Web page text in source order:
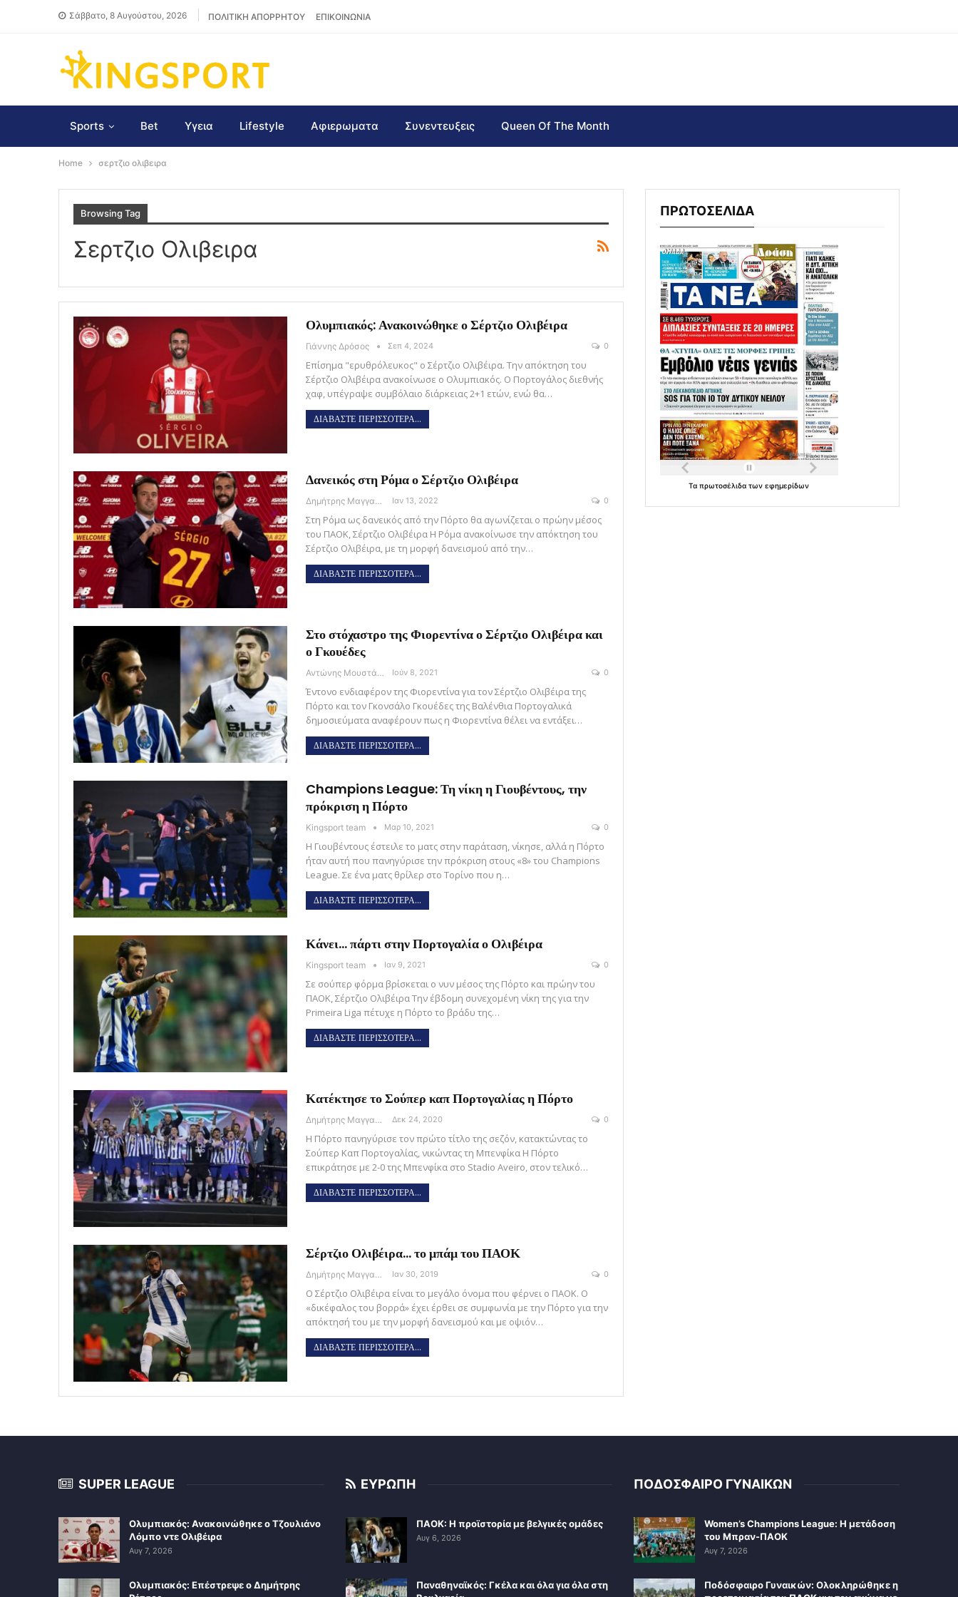
Σάββατο, 8 Αυγούστου, 2026 ΠΟΛΙΤΙΚΗ ΑΠΟΡΡΗΤΟΥ ΕΠΙΚΟΙΝΩΝΙΑ
Sports Bet Υγεια Lifestyle Αφιερωματα Συνεντευξεις Queen Of The Month
Home σερτζιο ολιβειρα
Browsing Tag
Σερτζιο Ολιβειρα
Ολυμπιακός: Ανακοινώθηκε ο Σέρτζιο Ολιβέιρα
Γιάννης Δρόσος Σεπ 4, 2024 0
Επίσημα "ερυθρόλευκος" ο Σέρτζιο Ολιβέιρα. Την απόκτηση του
Σέρτζιο Ολιβέιρα ανακοίνωσε ο Ολυμπιακός. Ο Πορτογάλος διεθνής
χαφ, υπέγραψε συμβόλαιο διάρκειας 2+1 ετών, ενώ θα…
ΔΙΑΒΑΣΤΕ ΠΕΡΙΣΣΟΤΕΡΑ...
Δανεικός στη Ρόμα ο Σέρτζιο Ολιβέιρα
Δημήτρης Μαγγανάρης Ιαν 13, 2022 0
Στη Ρόμα ως δανεικός από την Πόρτο θα αγωνίζεται ο πρώην μέσος
του ΠΑΟΚ, Σέρτζιο Ολιβέιρα Η Ρόμα ανακοίνωσε την απόκτηση του
Σέρτζιο Ολιβέιρα, με τη μορφή δανεισμού από την…
ΔΙΑΒΑΣΤΕ ΠΕΡΙΣΣΟΤΕΡΑ...
Στο στόχαστρο της Φιορεντίνα ο Σέρτζιο Ολιβέιρα και
ο Γκουέδες
Αντώνης Μουστάκας Ιούν 8, 2021 0
Έντονο ενδιαφέρον της Φιορεντίνα για τον Σέρτζιο Ολιβέιρα της
Πόρτο και τον Γκονσάλο Γκουέδες της Βαλένθια Πορτογαλικά
δημοσιεύματα αναφέρουν πως η Φιορεντίνα θέλει να εντάξει…
ΔΙΑΒΑΣΤΕ ΠΕΡΙΣΣΟΤΕΡΑ...
Champions League: Τη νίκη η Γιουβέντους, την
πρόκριση η Πόρτο
Kingsport team Μαρ 10, 2021 0
Η Γιουβέντους έστειλε το ματς στην παράταση, νίκησε, αλλά η Πόρτο
ήταν αυτή που πανηγύρισε την πρόκριση στους «8» του Champions
League. Σε ένα ματς θρίλερ στο Τορίνο που η…
ΔΙΑΒΑΣΤΕ ΠΕΡΙΣΣΟΤΕΡΑ...
Κάνει… πάρτι στην Πορτογαλία ο Ολιβέιρα
Kingsport team Ιαν 9, 2021 0
Σε σούπερ φόρμα βρίσκεται ο νυν μέσος της Πόρτο και πρώην του
ΠΑΟΚ, Σέρτζιο Ολιβέιρα Την έβδομη συνεχομένη νίκη της για την
Primeira Liga πέτυχε η Πόρτο το βράδυ της…
ΔΙΑΒΑΣΤΕ ΠΕΡΙΣΣΟΤΕΡΑ...
Κατέκτησε το Σούπερ καπ Πορτογαλίας η Πόρτο
Δημήτρης Μαγγανάρης Δεκ 24, 2020 0
Η Πόρτο πανηγύρισε τον πρώτο τίτλο της σεζόν, κατακτώντας το
Σούπερ Καπ Πορτογαλίας, νικώντας τη Μπενφίκα Η Πόρτο
επικράτησε με 2-0 της Μπενφίκα στο Stadio Aveiro, στον τελικό…
ΔΙΑΒΑΣΤΕ ΠΕΡΙΣΣΟΤΕΡΑ...
Σέρτζιο Ολιβέιρα… το μπάμ του ΠΑΟΚ
Δημήτρης Μαγγανάρης Ιαν 30, 2019 0
Ο Σέρτζιο Ολιβέιρα είναι το μεγάλο όνομα που φέρνει ο ΠΑΟΚ. Ο
«δικέφαλος του βορρά» έχει έρθει σε συμφωνία με την Πόρτο για την
απόκτησή του με την μορφή δανεισμού και με οψιόν…
ΔΙΑΒΑΣΤΕ ΠΕΡΙΣΣΟΤΕΡΑ...
ΠΡΩΤΟΣΕΛΙΔΑ
Ταπρωτοσέλιδατωνεφημερίδων
SUPER LEAGUE
Ολυμπιακός: Ανακοινώθηκε ο Τζουλιάνο
Λόμπο ντε Ολιβέιρα
Αυγ 7, 2026
Ολυμπιακός: Επέστρεψε ο Δημήτρης
ΕΥΡΩΠΗ
ΠΑΟΚ: Η προϊστορία με βελγικές ομάδες
Αυγ 6, 2026
Παναθηναϊκός: Γκέλα και όλα για όλα στη
ΠΟΔΟΣΦΑΙΡΟ ΓΥΝΑΙΚΩΝ
Women’s Champions League: Η μετάδοση
του Μπραν-ΠΑΟΚ
Αυγ 7, 2026
Ποδόσφαιρο Γυναικών: Ολοκληρώθηκε η